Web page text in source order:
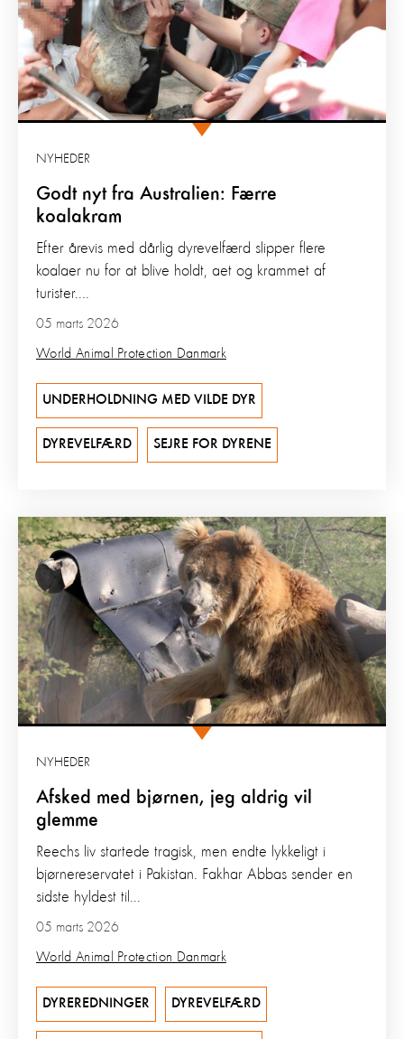
Godt nyt fra Australien: Færre
koalakram
NYHEDER
05 marts 2026
World Animal Protection Danmark
Efter årevis med dårlig dyrevelfærd slipper flere
koalaer nu for at blive holdt, aet og krammet af
turister....
UNDERHOLDNING MED VILDE DYR
DYREVELFÆRD SEJRE FOR DYRENE
Afsked med bjørnen, jeg aldrig vil
glemme
NYHEDER
05 marts 2026
World Animal Protection Danmark
Reechs liv startede tragisk, men endte lykkeligt i
bjørnereservatet i Pakistan. Fakhar Abbas sender en
sidste hyldest til...
DYREREDNINGER DYREVELFÆRD